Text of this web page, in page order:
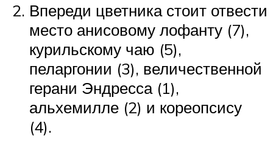
Впереди цветника стоит отвести
место анисовому лофанту (7),
курильскому чаю (5),
пеларгонии (3), величественной
герани Эндресса (1),
альхемилле (2) и кореопсису
(4).